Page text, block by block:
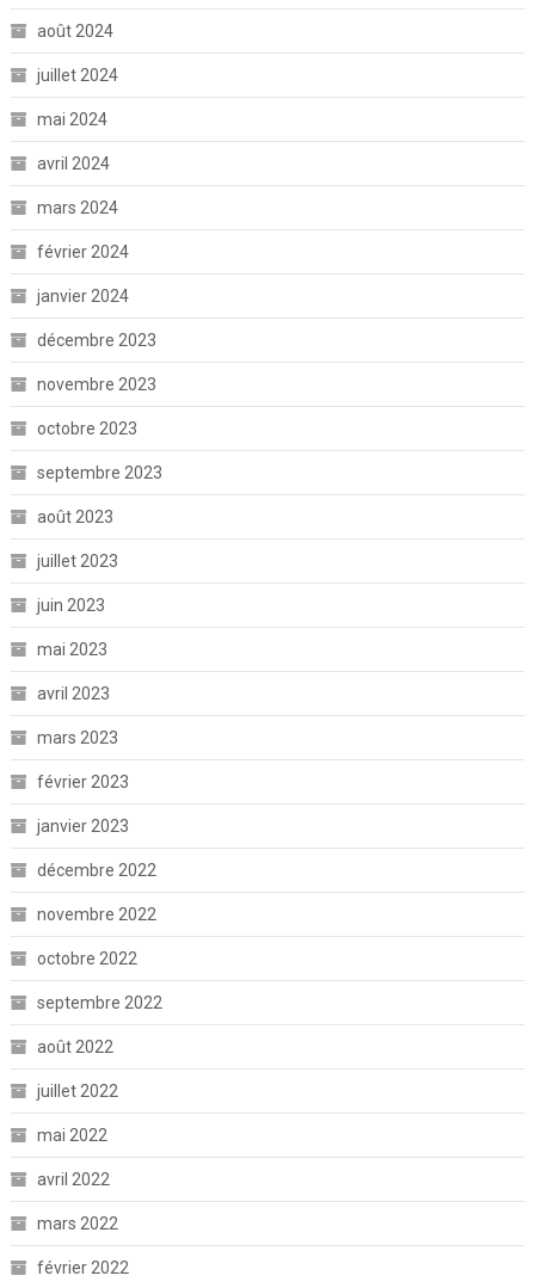
août 2024
juillet 2024
mai 2024
avril 2024
mars 2024
février 2024
janvier 2024
décembre 2023
novembre 2023
octobre 2023
septembre 2023
août 2023
juillet 2023
juin 2023
mai 2023
avril 2023
mars 2023
février 2023
janvier 2023
décembre 2022
novembre 2022
octobre 2022
septembre 2022
août 2022
juillet 2022
mai 2022
avril 2022
mars 2022
février 2022